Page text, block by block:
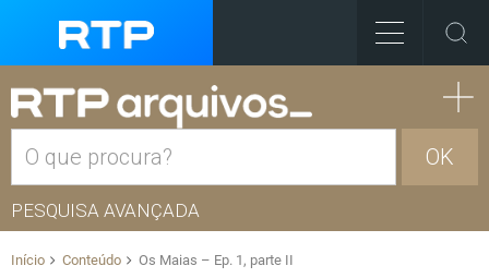
OK
PESQUISA AVANÇADA
Início Conteúdo Os Maias – Ep. 1, parte II